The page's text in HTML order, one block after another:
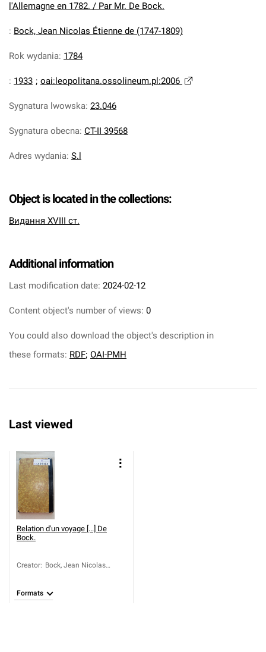
l'Allemagne en 1782. / Par Mr. De Bock.
: Bock, Jean Nicolas Étienne de (1747-1809)
Rok wydania: 1784
: 1933 ; oai:leopolitana.ossolineum.pl:2006
Sygnatura lwowska: 23.046
Sygnatura obecna: CT-II 39568
Adres wydania: S.l
Object is located in the collections:
Видання XVIII ст.
Additional information
Last modification date: 2024-02-12
Content object's number of views: 0
You could also download the object's description in
these formats: RDF; OAI-PMH
Last viewed
Relation d'un voyage [...] De
Bock.
Creator: Bock, Jean Nicolas
Formats